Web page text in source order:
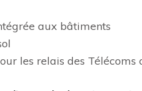
aux bâtiments
les relais des Télécoms